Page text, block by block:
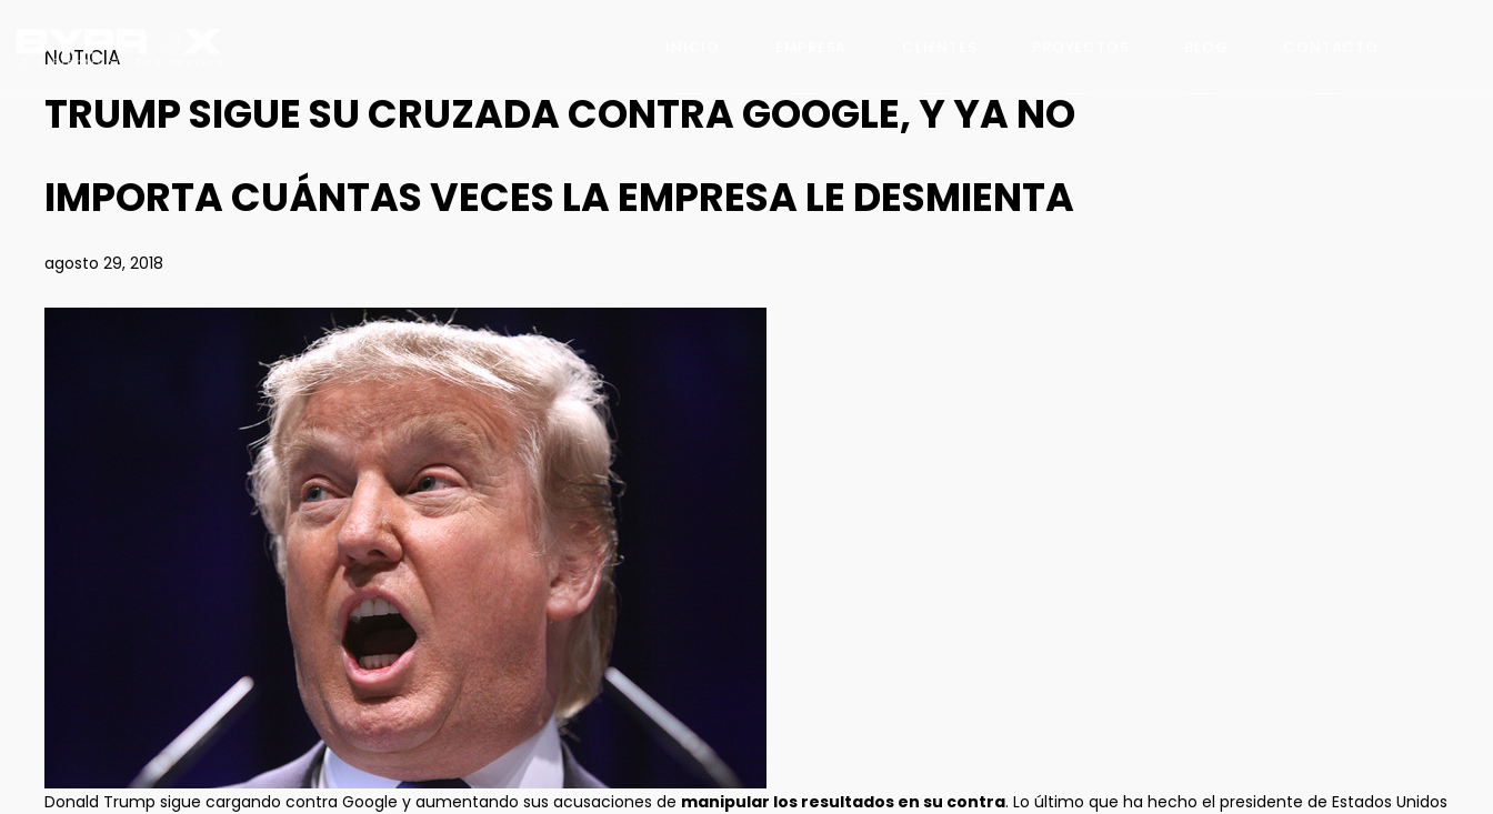
NOTICIA
TRUMP SIGUE SU CRUZADA CONTRA GOOGLE, Y YA NO
IMPORTA CUÁNTAS VECES LA EMPRESA LE DESMIENTA
agosto 29, 2018
Donald Trump sigue cargando contra Google y aumentando sus acusaciones de manipular los resultados en su contra. Lo último que ha hecho el presidente de Estados Unidos